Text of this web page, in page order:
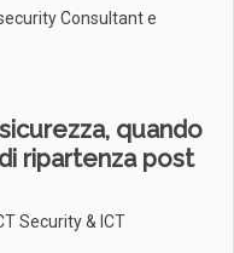
Consultant e
quando
ripartenza post
Security & ICT